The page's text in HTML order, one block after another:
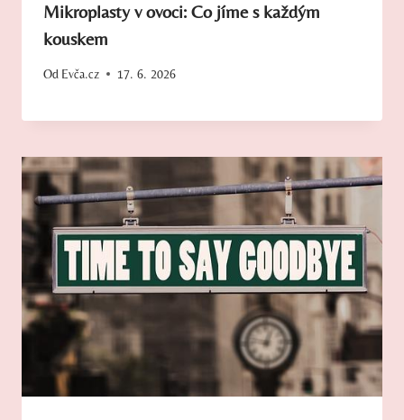
Mikroplasty v ovoci: Co jíme s každým
kouskem
Od Evča.cz 17. 6. 2026